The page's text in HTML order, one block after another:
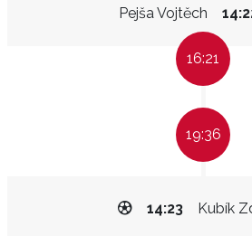
Pejša Vojtěch
16:21
19:36
Kubík
14:23